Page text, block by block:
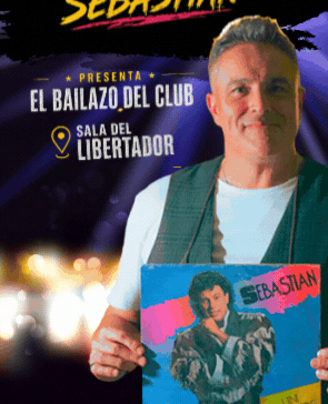
Economía
FINANZAS | 08/05/2026
Nuevas medidas
para controlar
virtuales y
La decisión se enmarca
contexto donde el uso
pago digitales creció de
sostenida en los últimos
obligó a los organismos